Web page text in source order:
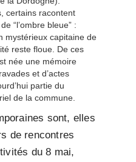
certains racontent
“l’ombre bleue” :
mystérieux capitaine de
reste floue. De ces
née une mémoire
et d’actes
partie du
de la commune.
sont, elles
de rencontres
du 8 mai,